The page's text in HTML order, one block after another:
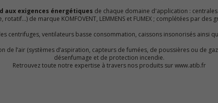
aux exigences énergétiques de chaque domaine d'application :
de marque KOMFOVENT, LEMMENS et FUMEX ; complétées par des
centrifuges, ventilateurs basse consommation, caissons insonorisés ainsi
l’air (systèmes d’aspiration, capteurs de fumées, de poussières ou de
désenfumage et de protection incendie.
Retrouvez toute notre expertise à travers nos produits sur www.atib.fr